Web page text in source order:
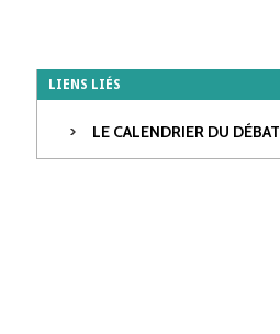
LIENS LIÉS
LE CALENDRIER DU DÉBAT